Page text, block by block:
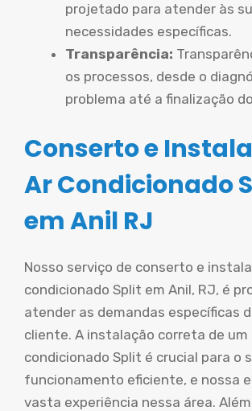
projetado para atender às
necessidades específicas.
Transparência:
os processos, desde o
problema até a finalização
Conserto e
Ar Condicionado
em Anil RJ
Nosso serviço de conserto e
condicionado Split em Anil, RJ, é
atender as demandas específicas
cliente. A instalação correta de um
condicionado Split é crucial para o
funcionamento eficiente, e nossa
vasta experiência nessa área.